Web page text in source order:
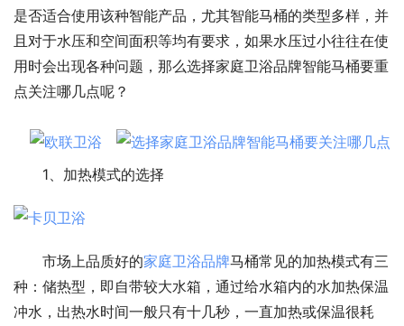
是否适合使用该种智能产品，尤其智能马桶的类型多样，并
且对于水压和空间面积等均有要求，如果水压过小往往在使
用时会出现各种问题，那么选择家庭卫浴品牌智能马桶要重
点关注哪几点呢？
1、加热模式的选择
市场上品质好的家庭卫浴品牌‍马桶常见的加热模式有三
种：储热型，即自带较大水箱，通过给水箱内的水加热保温
冲水，出热水时间一般只有十几秒，一直加热或保温很耗